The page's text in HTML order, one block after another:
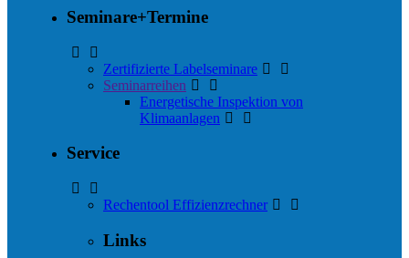
Seminare+Termine
Zertifizierte Labelseminare
Seminarreihen
Energetische Inspektion von
Klimaanlagen
Service
Rechentool Effizienzrechner
Links